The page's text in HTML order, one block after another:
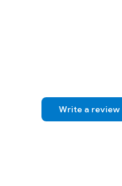
Write a review